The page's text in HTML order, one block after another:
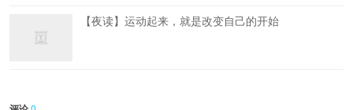
【夜读】运动起来，就是改变自己的开始